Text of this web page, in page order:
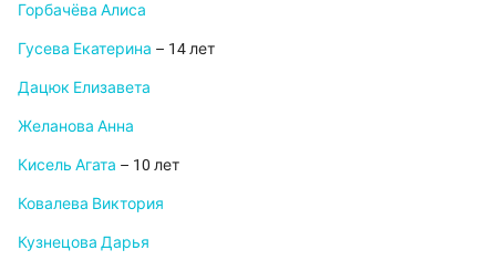
Горбачёва Алиса
Гусева Екатерина – 14 лет
Дацюк Елизавета
Желанова Анна
Кисель Агата – 10 лет
Ковалева Виктория
Кузнецова Дарья